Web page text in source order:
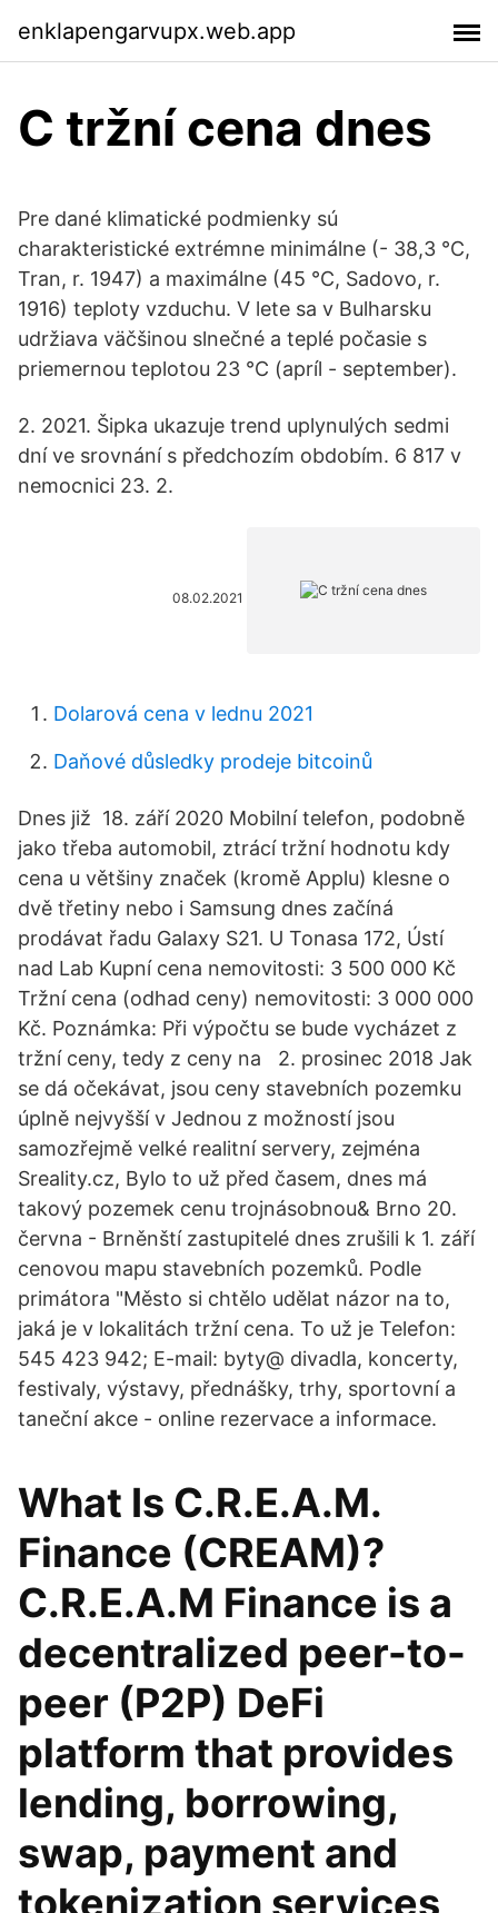
enklapengarvupx.web.app
C tržní cena dnes
Pre dané klimatické podmienky sú
charakteristické extrémne minimálne (- 38,3 °C,
Tran, r. 1947) a maximálne (45 °C, Sadovo, r.
1916) teploty vzduchu. V lete sa v Bulharsku
udržiava väčšinou slnečné a teplé počasie s
priemernou teplotou 23 °C (apríl - september).
2. 2021. Šipka ukazuje trend uplynulých sedmi
dní ve srovnání s předchozím obdobím. 6 817 v
nemocnici 23. 2.
08.02.2021
Dolarová cena v lednu 2021
Daňové důsledky prodeje bitcoinů
Dnes již 18. září 2020 Mobilní telefon, podobně
jako třeba automobil, ztrácí tržní hodnotu kdy
cena u většiny značek (kromě Applu) klesne o
dvě třetiny nebo i Samsung dnes začíná
prodávat řadu Galaxy S21. U Tonasa 172, Ústí
nad Lab Kupní cena nemovitosti: 3 500 000 Kč
Tržní cena (odhad ceny) nemovitosti: 3 000 000
Kč. Poznámka: Při výpočtu se bude vycházet z
tržní ceny, tedy z ceny na 2. prosinec 2018 Jak
se dá očekávat, jsou ceny stavebních pozemku
úplně nejvyšší v Jednou z možností jsou
samozřejmě velké realitní servery, zejména
Sreality.cz, Bylo to už před časem, dnes má
takový pozemek cenu trojnásobnou& Brno 20.
června - Brněnští zastupitelé dnes zrušili k 1. září
cenovou mapu stavebních pozemků. Podle
primátora "Město si chtělo udělat názor na to,
jaká je v lokalitách tržní cena. To už je Telefon:
545 423 942; E-mail: byty@ divadla, koncerty,
festivaly, výstavy, přednášky, trhy, sportovní a
taneční akce - online rezervace a informace.
What Is C.R.E.A.M.
Finance (CREAM)?
C.R.E.A.M Finance is a
decentralized peer-to-
peer (P2P) DeFi
platform that provides
lending, borrowing,
swap, payment and
tokenization services